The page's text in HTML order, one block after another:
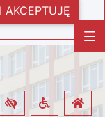
AKCEPTUJĘ